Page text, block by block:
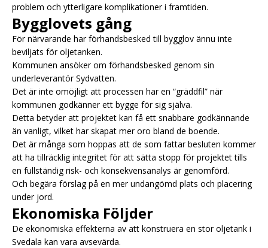
problem och ytterligare komplikationer i framtiden.
Bygglovets gång
För närvarande har förhandsbesked till bygglov ännu inte
beviljats för oljetanken.
Kommunen ansöker om förhandsbesked genom sin
underleverantör Sydvatten.
Det är inte omöjligt att processen har en “gräddfil” när
kommunen godkänner ett bygge för sig själva.
Detta betyder att projektet kan få ett snabbare godkännande
än vanligt, vilket har skapat mer oro bland de boende.
Det är många som hoppas att de som fattar besluten kommer
att ha tillräcklig integritet för att sätta stopp för projektet tills
en fullständig risk- och konsekvensanalys är genomförd.
Och begära förslag på en mer undangömd plats och placering
under jord.
Ekonomiska Följder
De ekonomiska effekterna av att konstruera en stor oljetank i
Svedala kan vara avsevärda.